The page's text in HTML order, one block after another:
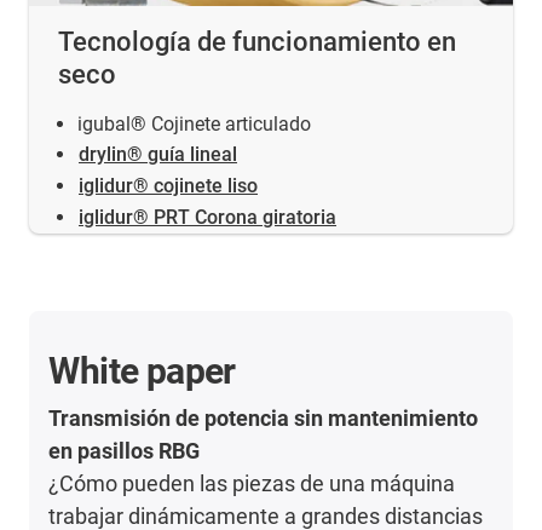
Tecnología de funcionamiento en
seco
igubal® Cojinete articulado
drylin® guía lineal
iglidur® cojinete liso
iglidur® PRT Corona giratoria
White paper
Transmisión de potencia sin mantenimiento
en pasillos RBG
¿Cómo pueden las piezas de una máquina
trabajar dinámicamente a grandes distancias